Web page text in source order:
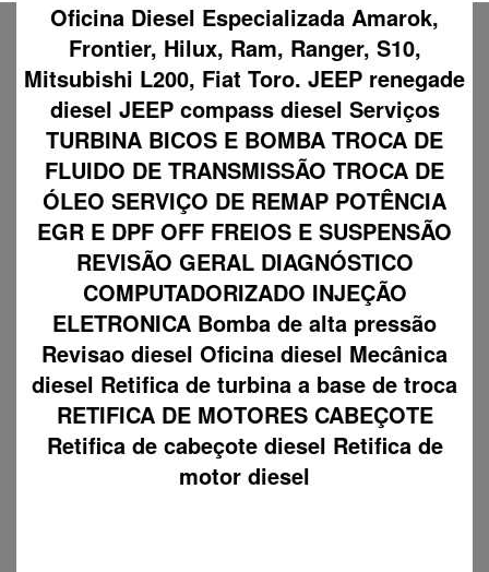
Oficina Diesel Especializada Amarok,
Frontier, Hilux, Ram, Ranger, S10,
Mitsubishi L200, Fiat Toro. JEEP renegade
diesel JEEP compass diesel Serviços
TURBINA BICOS E BOMBA TROCA DE
FLUIDO DE TRANSMISSÃO TROCA DE
ÓLEO SERVIÇO DE REMAP POTÊNCIA
EGR E DPF OFF FREIOS E SUSPENSÃO
REVISÃO GERAL DIAGNÓSTICO
COMPUTADORIZADO INJEÇÃO
ELETRONICA Bomba de alta pressão
Revisao diesel Oficina diesel Mecânica
diesel Retifica de turbina a base de troca
RETIFICA DE MOTORES CABEÇOTE
Retifica de cabeçote diesel Retifica de
motor diesel